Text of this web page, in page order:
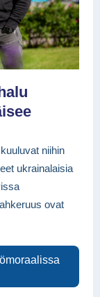
niihin
ukrainalaisia
ovat